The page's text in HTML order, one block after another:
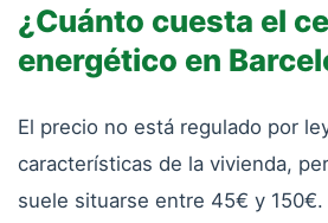
¿Cuánto cuesta el
energético en
El precio no está regulado por
características de la vivienda,
suele situarse entre 45€ y 150€.